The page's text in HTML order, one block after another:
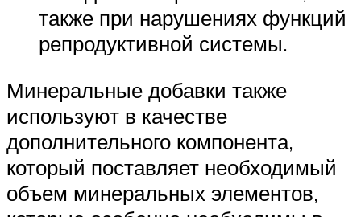
также при нарушениях функций
репродуктивной системы.
Минеральные добавки также
используют в качестве
дополнительного компонента,
который поставляет необходимый
объем минеральных элементов,